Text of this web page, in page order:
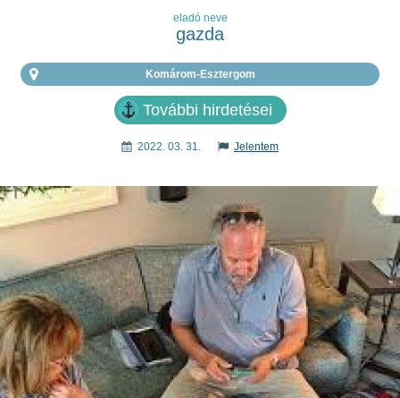
eladó neve
gazda
Komárom-Esztergom
További hirdetései
2022. 03. 31. Jelentem